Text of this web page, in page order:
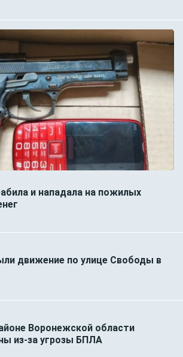
и нападала на пожилых
движение по улице Свободы в
Воронежской области
из-за угрозы БПЛА